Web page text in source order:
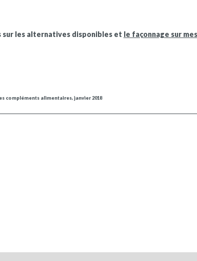
sur les alternatives disponibles et le façonnage sur
compléments alimentaires, janvier 2018